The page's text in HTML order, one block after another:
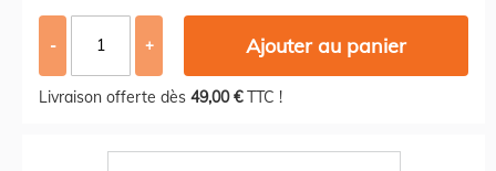
- + Ajouter au panier
Livraison offerte dès 49,00 €TTC !